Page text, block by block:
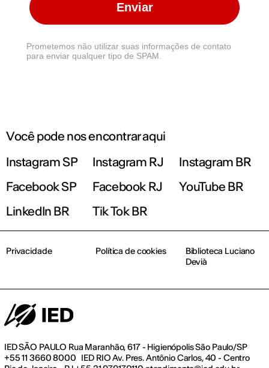
Enviar
Prometemos não utilizar suas informações de contato
para enviar qualquer tipo de SPAM.
Você pode nos encontrar aqui
Instagram SP
Instagram RJ
Instagram BR
Facebook SP
Facebook RJ
YouTube BR
LinkedIn BR
Tik Tok BR
IED SÃO PAULO Rua Maranhão, 617 - Higienópolis São Paulo/SP
+55 11 3660 8000 IED RIO Av. Pres. Antônio Carlos, 40 - Centro
Privacidade Política de cookies
Biblioteca Luciano
Devià